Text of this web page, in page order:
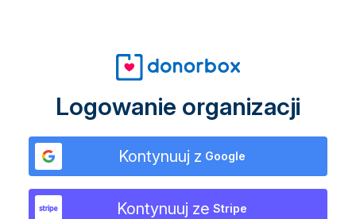
Logowanie organizacji
Kontynuuj z Google
Kontynuuj ze Stripe